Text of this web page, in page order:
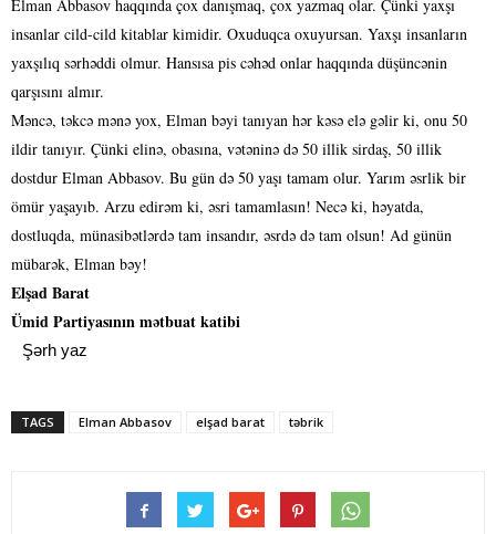
Elman Abbasov haqqında çox danışmaq, çox yazmaq olar. Çünki yaxşı
insanlar cild-cild kitablar kimidir. Oxuduqca oxuyursan. Yaxşı insanların
yaxşılıq sərhəddi olmur. Hansısa pis cəhəd onlar haqqında düşüncənin
qarşısını almır.
Məncə, təkcə mənə yox, Elman bəyi tanıyan hər kəsə elə gəlir ki, onu 50
ildir tanıyır. Çünki elinə, obasına, vətəninə də 50 illik sirdaş, 50 illik
dostdur Elman Abbasov. Bu gün də 50 yaşı tamam olur. Yarım əsrlik bir
ömür yaşayıb. Arzu edirəm ki, əsri tamamlasın! Necə ki, həyatda,
dostluqda, münasibətlərdə tam insandır, əsrdə də tam olsun! Ad günün
mübarək, Elman bəy!
Elşad Barat
Ümid Partiyasının mətbuat katibi
Şərh yaz
TAGS Elman Abbasov elşad barat təbrik